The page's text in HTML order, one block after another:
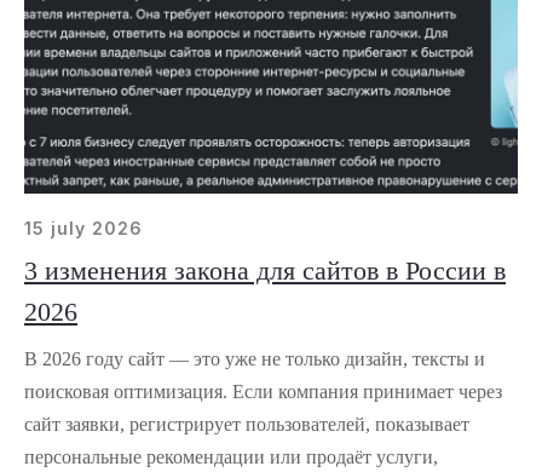
15 july 2026
3 изменения закона для сайтов в России в
2026
В 2026 году сайт — это уже не только дизайн, тексты и
поисковая оптимизация. Если компания принимает через
сайт заявки, регистрирует пользователей, показывает
персональные рекомендации или продаёт услуги,